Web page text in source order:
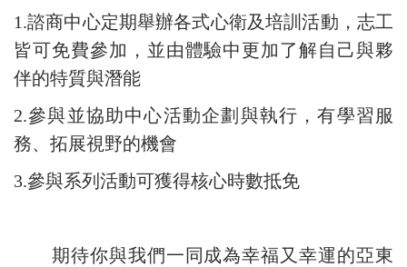
1.諮商中心定期舉辦各式心衛及培訓活動，志工
皆可免費參加，並由體驗中更加了解自己與夥
伴的特質與潛能
2.參與並協助中心活動企劃與執行，有學習服
務、拓展視野的機會
3.參與系列活動可獲得核心時數抵免
期待你與我們一同成為幸福又幸運的亞東